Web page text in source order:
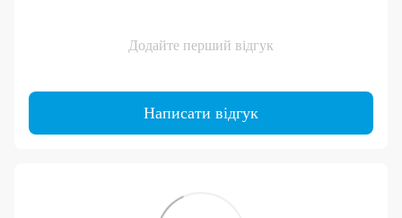
Додайте перший відгук
Написати відгук